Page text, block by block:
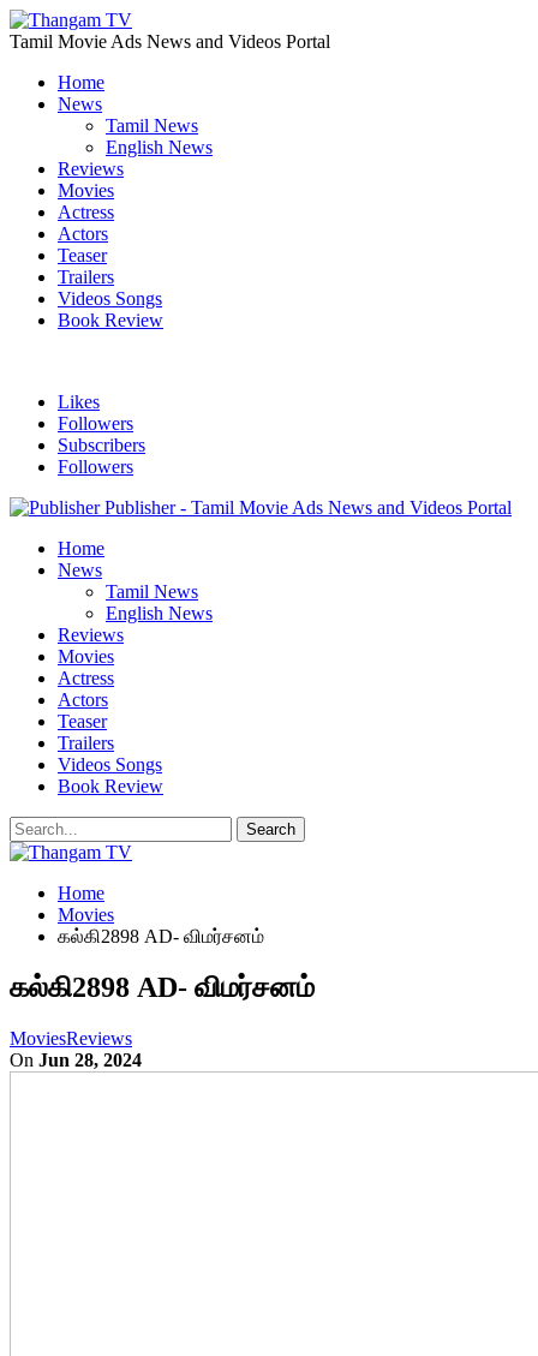
Tamil Movie Ads News and Videos Portal
Home
News
Tamil News
English News
Reviews
Movies
Actress
Actors
Teaser
Trailers
Videos Songs
Book Review
Likes
Followers
Subscribers
Followers
Publisher - Tamil Movie Ads News and Videos Portal
Home
News
Tamil News
English News
Reviews
Movies
Actress
Actors
Teaser
Trailers
Videos Songs
Book Review
Home
Movies
கல்கி2898 AD- விமர்சனம்
கல்கி2898 AD- விமர்சனம்
MoviesReviews
On Jun 28, 2024